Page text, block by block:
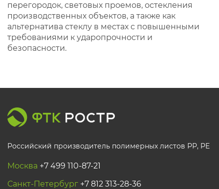
перегородок, световых проемов, остекления
производственных объектов, а также как
альтернатива стеклу в местах с повышенными
требованиями к ударопрочности и
безопасности.
Российский производитель полимерных листов РР, PE
Москва +7 499 110-87-21
Санкт-Петербург +7 812 313-28-36